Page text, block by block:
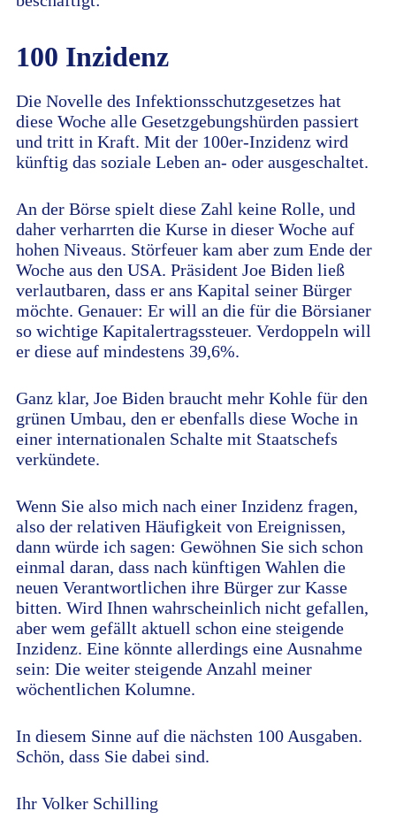
100 Inzidenz
Die Novelle des Infektionsschutzgesetzes hat
diese Woche alle Gesetzgebungshürden passiert
und tritt in Kraft. Mit der 100er-Inzidenz wird
künftig das soziale Leben an- oder ausgeschaltet.
An der Börse spielt diese Zahl keine Rolle, und
daher verharrten die Kurse in dieser Woche auf
hohen Niveaus. Störfeuer kam aber zum Ende der
Woche aus den USA. Präsident Joe Biden ließ
verlautbaren, dass er ans Kapital seiner Bürger
möchte. Genauer: Er will an die für die Börsianer
so wichtige Kapitalertragssteuer. Verdoppeln will
er diese auf mindestens 39,6%.
Ganz klar, Joe Biden braucht mehr Kohle für den
grünen Umbau, den er ebenfalls diese Woche in
einer internationalen Schalte mit Staatschefs
verkündete.
Wenn Sie also mich nach einer Inzidenz fragen,
also der relativen Häufigkeit von Ereignissen,
dann würde ich sagen: Gewöhnen Sie sich schon
einmal daran, dass nach künftigen Wahlen die
neuen Verantwortlichen ihre Bürger zur Kasse
bitten. Wird Ihnen wahrscheinlich nicht gefallen,
aber wem gefällt aktuell schon eine steigende
Inzidenz. Eine könnte allerdings eine Ausnahme
sein: Die weiter steigende Anzahl meiner
wöchentlichen Kolumne.
In diesem Sinne auf die nächsten 100 Ausgaben.
Schön, dass Sie dabei sind.
Ihr Volker Schilling